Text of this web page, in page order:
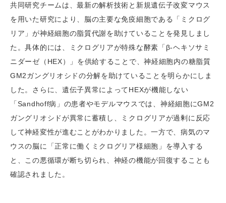
共同研究チームは、最新の解析技術と新規遺伝子改変マウス
を用いた研究により、脳の主要な免疫細胞である「ミクログ
リア」が神経細胞の脂質代謝を助けていることを発見しまし
た。具体的には、ミクログリアが特殊な酵素「β-ヘキソサミ
ニダーゼ（HEX）」を供給することで、神経細胞内の糖脂質
GM2ガングリオシドの分解を助けていることを明らかにしま
した。さらに、遺伝子異常によってHEXが機能しない
「Sandhoff病」の患者やモデルマウスでは、神経細胞にGM2
ガングリオシドが異常に蓄積し、ミクログリアが過剰に反応
して神経変性が進むことがわかりました。一方で、病気のマ
ウスの脳に「正常に働くミクログリア様細胞」を導入する
と、この悪循環が断ち切られ、神経の機能が回復することも
確認されました。